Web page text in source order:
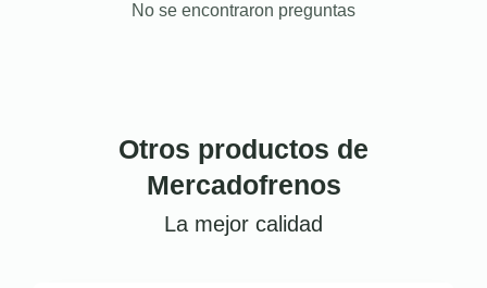
No se encontraron preguntas
Otros productos de
Mercadofrenos
La mejor calidad